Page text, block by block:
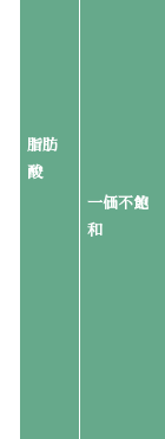
脂肪
酸
一価不飽
和